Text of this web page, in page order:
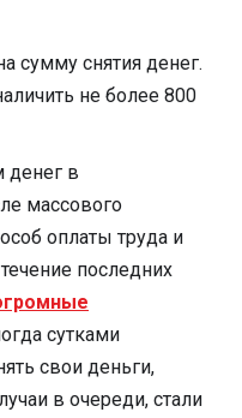
сумму снятия денег.
не более 800
денег в
массового
оплаты труда и
последних
сутками
свои деньги,
в очереди, стали